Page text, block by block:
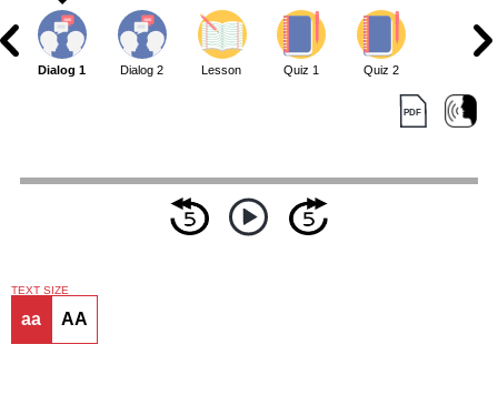
Dialog 1 Dialog 2 Lesson Quiz 1 Quiz 2
TEXT SIZE
aa AA